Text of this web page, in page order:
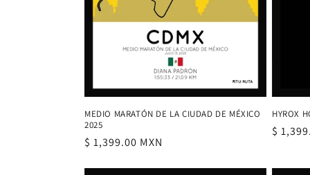
MEDIO MARATÓN DE LA CIUDAD DE MÉXICO
2025
Precio
$ 1,399.00 MXN
HYROX
Precio
$